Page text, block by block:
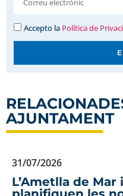
Accepto la Política de
AJUNTAMENT
31/07/2026
L’Ametlla de Mar